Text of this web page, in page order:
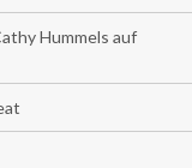
Hummels auf